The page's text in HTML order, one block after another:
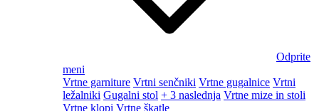
Odprite
meni
Vrtne garniture Vrtni senčniki Vrtne gugalnice Vrtni
ležalniki Gugalni stol + 3 naslednja Vrtne mize in stoli
Vrtne klopi Vrtne škatle